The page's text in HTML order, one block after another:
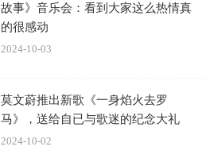
故事》音乐会：看到大家这么热情真
的很感动
2024-10-03
莫文蔚推出新歌《一身焰火去罗
马》，送给自已与歌迷的纪念大礼
2024-10-02